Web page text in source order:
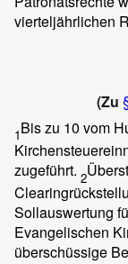
vierteljährlichen
(Zu
1Bis zu 10 vom
zugeführt. 2
Sollauswertung
Evangelischen
überschüssige